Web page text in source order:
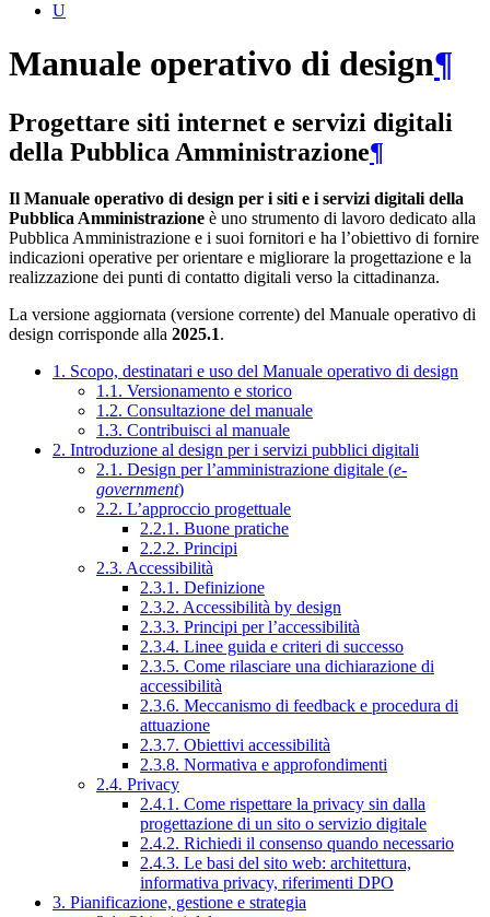
U
Manuale operativo di design¶
Progettare siti internet e servizi digitali
della Pubblica Amministrazione¶
Il Manuale operativo di design per i siti e i servizi digitali della
Pubblica Amministrazione è uno strumento di lavoro dedicato alla
Pubblica Amministrazione e i suoi fornitori e ha l’obiettivo di fornire
indicazioni operative per orientare e migliorare la progettazione e la
realizzazione dei punti di contatto digitali verso la cittadinanza.
La versione aggiornata (versione corrente) del Manuale operativo di
design corrisponde alla 2025.1.
1. Scopo, destinatari e uso del Manuale operativo di design
1.1. Versionamento e storico
1.2. Consultazione del manuale
1.3. Contribuisci al manuale
2. Introduzione al design per i servizi pubblici digitali
2.1. Design per l’amministrazione digitale (e-
government)
2.2. L’approccio progettuale
2.2.1. Buone pratiche
2.2.2. Principi
2.3. Accessibilità
2.3.1. Definizione
2.3.2. Accessibilità by design
2.3.3. Principi per l’accessibilità
2.3.4. Linee guida e criteri di successo
2.3.5. Come rilasciare una dichiarazione di
accessibilità
2.3.6. Meccanismo di feedback e procedura di
attuazione
2.3.7. Obiettivi accessibilità
2.3.8. Normativa e approfondimenti
2.4. Privacy
2.4.1. Come rispettare la privacy sin dalla
progettazione di un sito o servizio digitale
2.4.2. Richiedi il consenso quando necessario
2.4.3. Le basi del sito web: architettura,
informativa privacy, riferimenti DPO
3. Pianificazione, gestione e strategia